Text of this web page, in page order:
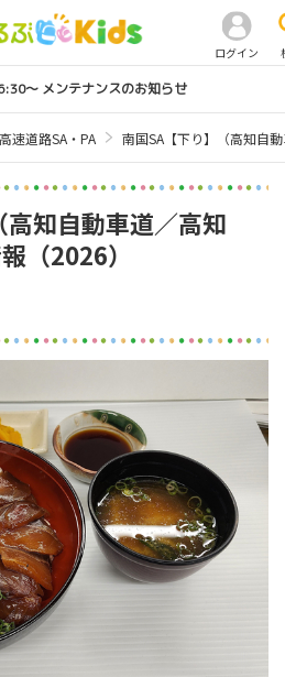
ログイン
～ メンテナンスのお知らせ
高速道路SA・PA 南国SA【下り】（高知自
知自動車道／高知
（2026）